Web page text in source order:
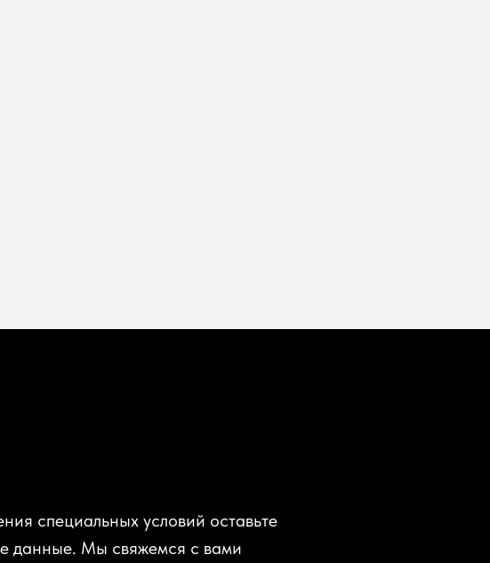
специальных условий оставьте
данные. Мы свяжемся с вами